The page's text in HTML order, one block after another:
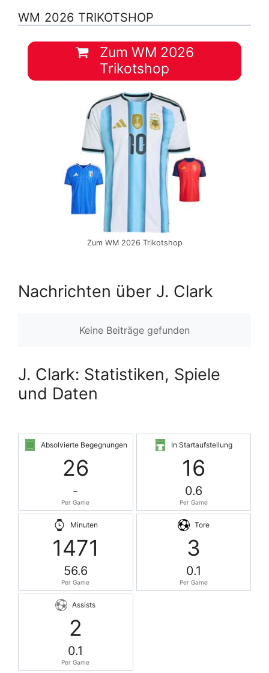
WM 2026 TRIKOTSHOP
Zum WM 2026
Trikotshop
Zum WM 2026 Trikotshop
Nachrichten über J. Clark
Keine Beiträge gefunden
J. Clark: Statistiken, Spiele
und Daten
Absolvierte Begegnungen
26
-
Per Game
In Startaufstellung
16
0.6
Per Game
Minuten
1471
56.6
Per Game
Tore
3
0.1
Per Game
Assists
2
0.1
Per Game